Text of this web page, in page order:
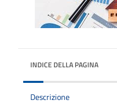
INDICE DELLA PAGINA
Descrizione